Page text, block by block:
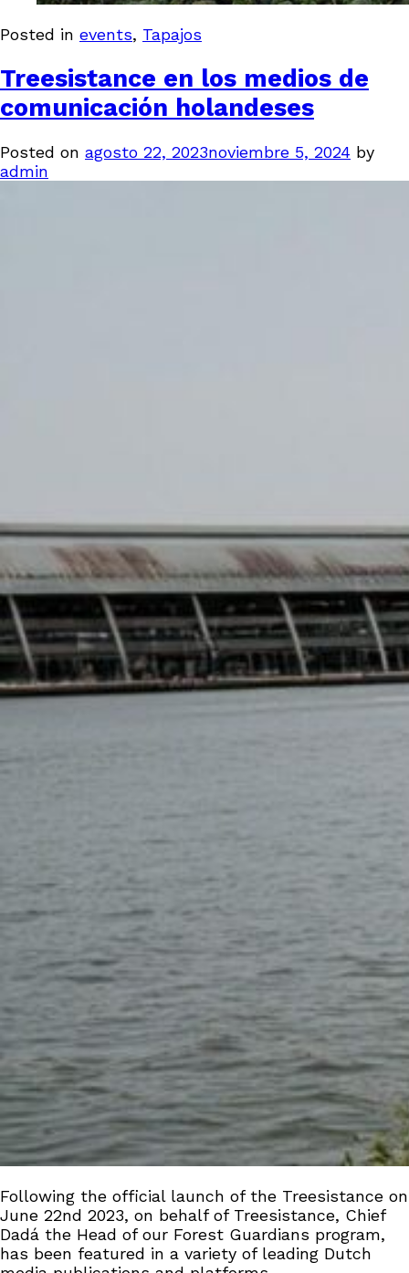
Posted in events, Tapajos
Treesistance en los medios de
comunicación holandeses
Posted on agosto 22, 2023noviembre 5, 2024 by
admin
Following the official launch of the Treesistance on
June 22nd 2023, on behalf of Treesistance, Chief
Dadá the Head of our Forest Guardians program,
has been featured in a variety of leading Dutch